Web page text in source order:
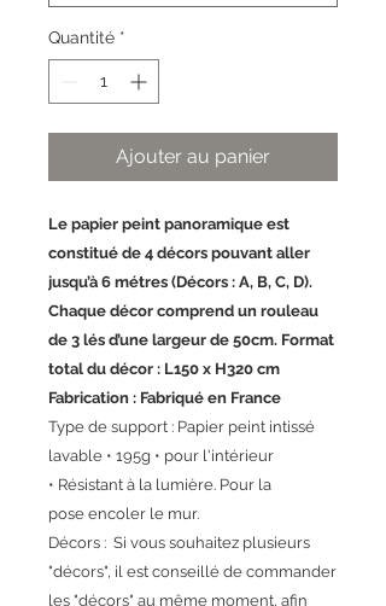
Quantité *
Ajouter au panier
Le papier peint panoramique est
constitué de 4 décors pouvant aller
jusqu’à 6 métres (Décors : A, B, C, D).
Chaque décor comprend un rouleau
de 3 lés d’une largeur de 50cm. Format
total du décor : L150 x H320 cm
Fabrication : Fabriqué en France
Type de support : Papier peint intissé
lavable • 195g • pour l'intérieur
• Résistant à la lumière. Pour la
pose encoler le mur.
Décors : Si vous souhaitez plusieurs
"décors", il est conseillé de commander
les "décors" au même moment, afin